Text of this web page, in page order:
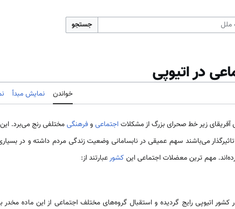
جستجو
در اتیوپی
خواندن نمایش مبدأ
زیر خط صحرای بزرگ از مشکلاتاجتماعیوفرهنگیمختلفی رنج می‌برد‌.
می‌باشند سهم عمیقی در نابسامانی وضعیت زندگی مردم داشته و در بسیاری
مهم ترین معضلات اجتماعی این کشورعبارتند از:
اتیوپی رایج گردیده و استقبال گروه‌های مختلف اجتماعی از این ماده مخدر به